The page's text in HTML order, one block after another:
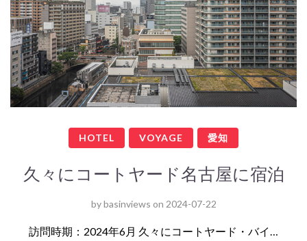
HOTEL VOYAGE 愛知
久々にコートヤード名古屋に宿泊
bybasinviews on 2024-07-22
訪問時期：2024年6月 久々にコートヤード・バイ…